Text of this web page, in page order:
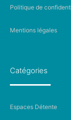
Politique de
Mentions légales
Catégories
Espaces Détente